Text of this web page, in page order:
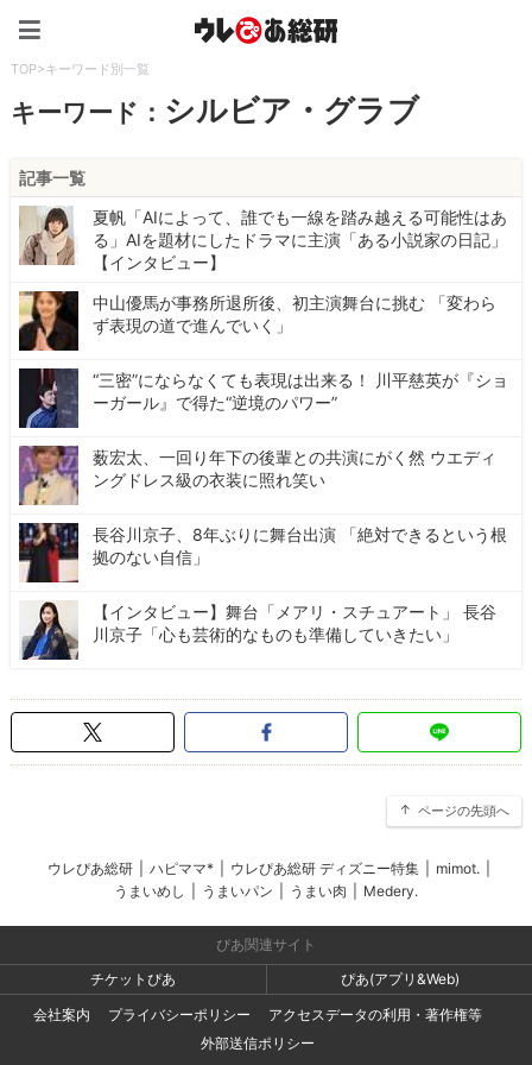
TOP>キーワード別一覧
キーワード： シルビア・グラブ
記事一覧
夏帆「AIによって、誰でも一線を踏み越える可能性はあ
る」AIを題材にしたドラマに主演「ある小説家の日記」
【インタビュー】
中山優馬が事務所退所後、初主演舞台に挑む 「変わら
ず表現の道で進んでいく」
“三密”にならなくても表現は出来る！ 川平慈英が『ショ
ーガール』で得た“逆境のパワー”
薮宏太、一回り年下の後輩との共演にがく然 ウエディ
ングドレス級の衣装に照れ笑い
長谷川京子、8年ぶりに舞台出演 「絶対できるという根
拠のない自信」
【インタビュー】舞台「メアリ・スチュアート」 長谷
川京子「心も芸術的なものも準備していきたい」
ページの先頭へ
ウレぴあ総研 ハピママ* ウレぴあ総研 ディズニー特集 mimot.
うまいめし
うまいパン うまい肉 Medery.
ぴあ関連サイト
チケットぴあ
ぴあ(アプリ&Web)
会社案内
プライバシーポリシー
アクセスデータの利用・著作権等
外部送信ポリシー